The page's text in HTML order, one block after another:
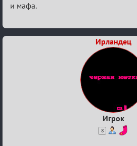
и мафа.
Ирландец
Игрок
8